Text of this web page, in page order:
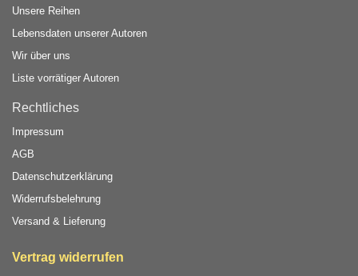
Unsere Reihen
Lebensdaten unserer Autoren
Wir über uns
Liste vorrätiger Autoren
Rechtliches
Impressum
AGB
Datenschutzerklärung
Widerrufsbelehrung
Versand & Lieferung
Vertrag widerrufen